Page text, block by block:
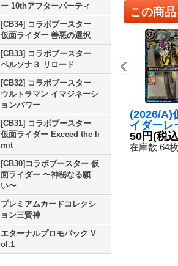
ー 10thアフターパーティ
[CB34] コラボブースター
仮面ライダー 善悪の選択
[CB33] コラボブースター
ペルソナ３ リロード
[CB32] コラボブースター
ウルトラマン イマジネーシ
ョンパワー
[CB31] コラボブースター
仮面ライダー Exceed the li
mit
[CB30]コラボブースター 仮
面ライダー 〜神秘なる願
い〜
プレミアムカードコレクシ
ョン三賢神
エターナルプロモパック V
ol.1
この商
(2026/A)
イダーレ
バイクゲ
レベル2
50円(税
在庫数 64枚